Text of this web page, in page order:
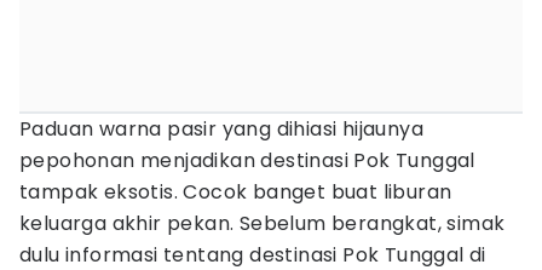
Paduan warna pasir yang dihiasi hijaunya
pepohonan menjadikan destinasi Pok Tunggal
tampak eksotis. Cocok banget buat liburan
keluarga akhir pekan. Sebelum berangkat, simak
dulu informasi tentang destinasi Pok Tunggal di